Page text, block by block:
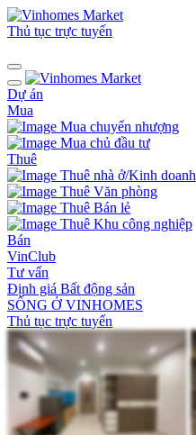
Thủ tục trực tuyến
Dự án
Mua
Mua chuyển nhượng
Mua chủ đầu tư
Thuê
Thuê nhà ở/Kinh doanh
Thuê Văn phòng
Thuê Bán lẻ
Thuê Khu công nghiệp
Bán
VinClub
Tư vấn
Định giá Bất động sản
SỐNG Ở VINHOMES
Thủ tục trực tuyến